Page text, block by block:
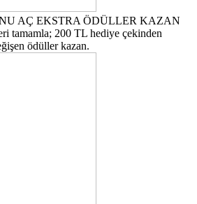
AÇ EKSTRA ÖDÜLLER KAZAN
tamamla; 200 TL hediye çekinden
ödüller kazan.